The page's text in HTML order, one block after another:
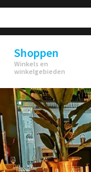
Shoppen
Winkels en
winkelgebieden